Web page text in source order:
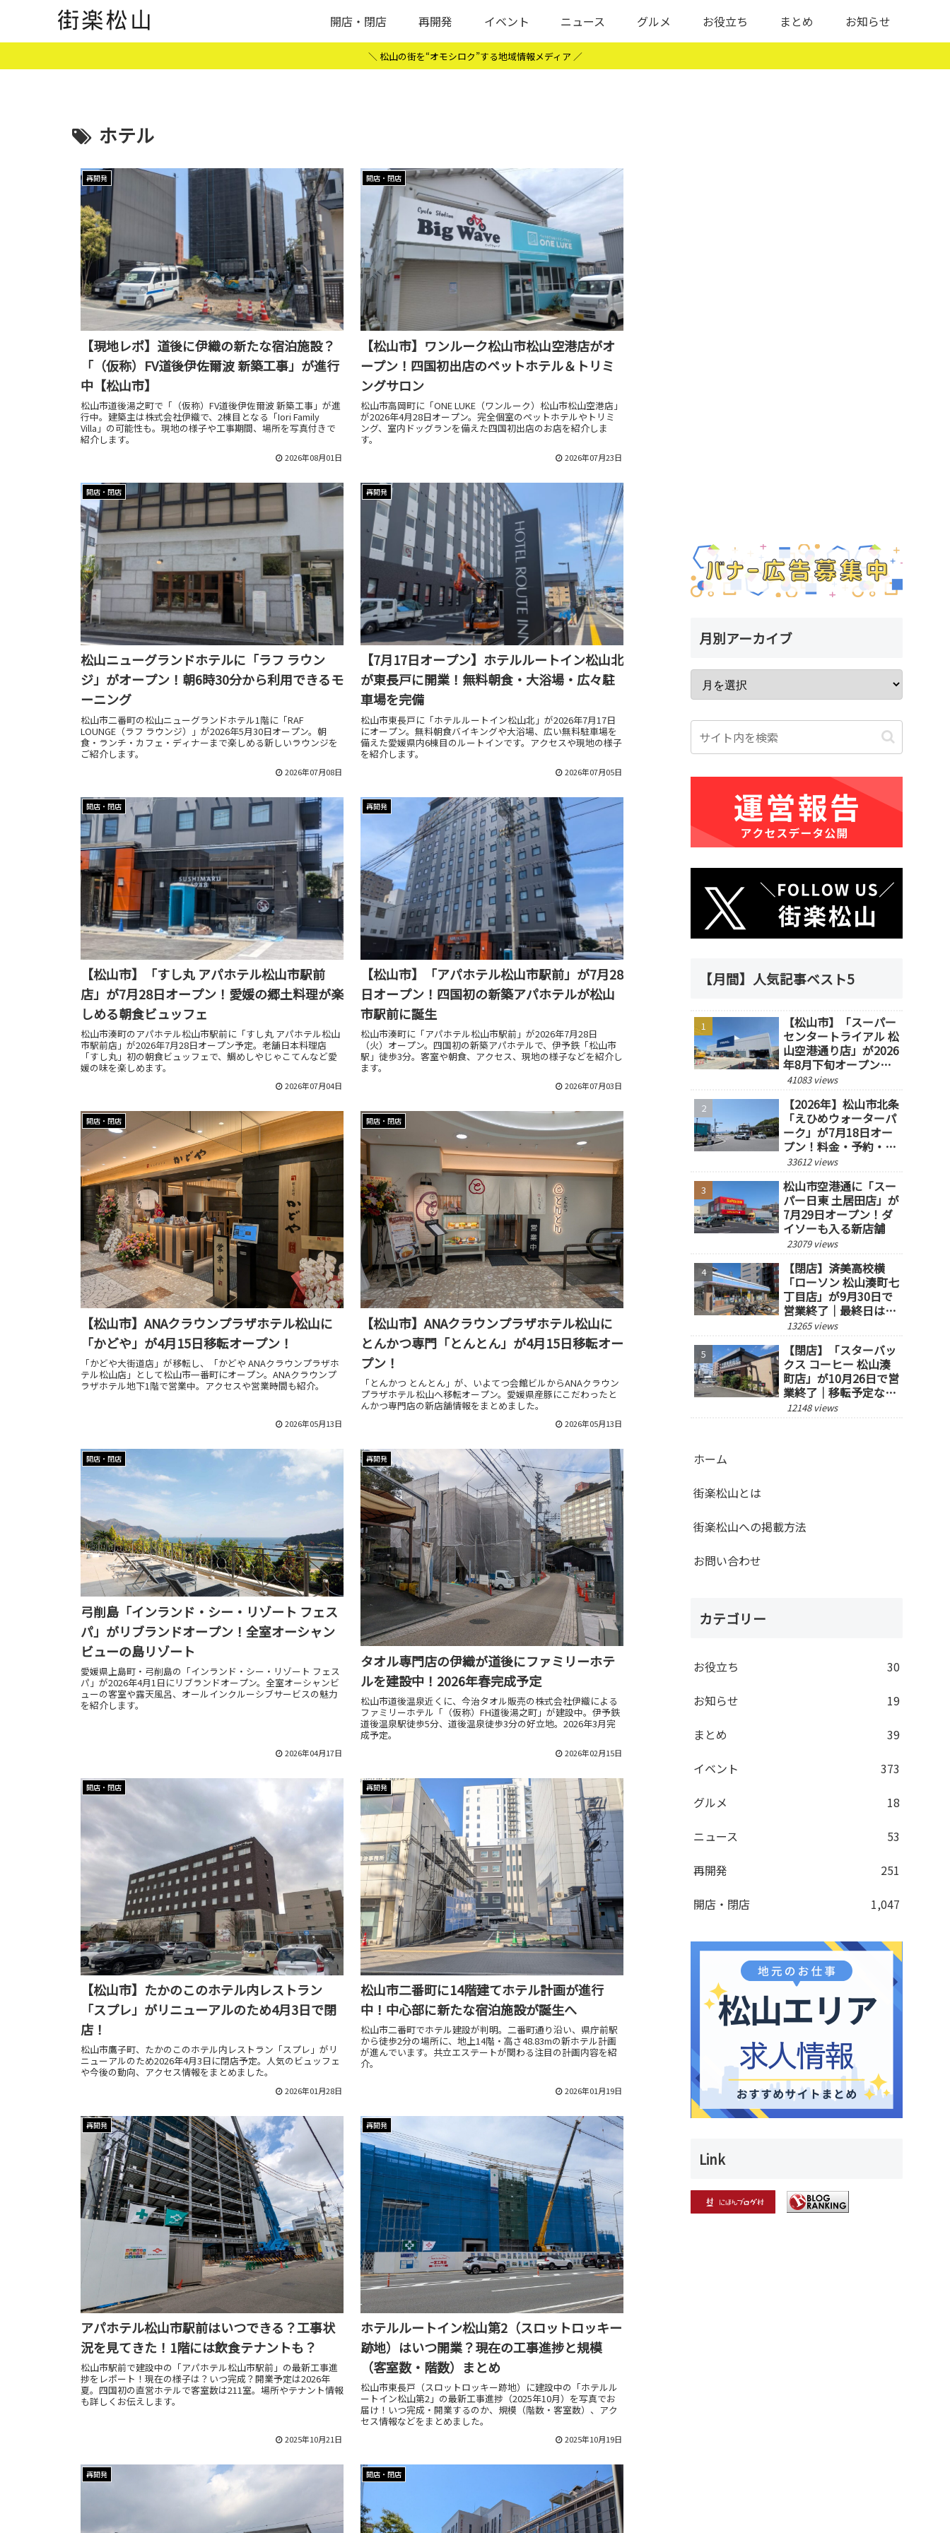
開店・閉店 再開発 イベント ニュース グルメ お役立ち まとめ お知らせ
＼ 松山の街を“オモシロク”する地域情報メディア ／
ホテル
再開発
【現地レポ】道後に伊織の新たな宿泊施設？
「（仮称）FV道後伊佐爾波 新築工事」が進行
中【松山市】
松山市道後湯之町で「（仮称）FV道後伊佐爾波 新築工事」が進
行中。建築主は株式会社伊織で、2棟目となる「Iori Family
Villa」の可能性も。現地の様子や工事期間、場所を写真付きで
紹介します。
2026年08月01日
開店・閉店
【松山市】ワンルーク松山市松山空港店がオ
ープン！四国初出店のペットホテル＆トリミ
ングサロン
松山市高岡町に「ONE LUKE（ワンルーク）松山市松山空港店」
が2026年4月28日オープン。完全個室のペットホテルやトリミ
ング、室内ドッグランを備えた四国初出店のお店を紹介しま
す。
2026年07月23日
開店・閉店
松山ニューグランドホテルに「ラフ ラウン
ジ」がオープン！朝6時30分から利用できるモ
ーニング
松山市二番町の松山ニューグランドホテル1階に「RAF
LOUNGE（ラフ ラウンジ）」が2026年5月30日オープン。朝
食・ランチ・カフェ・ディナーまで楽しめる新しいラウンジを
ご紹介します。
2026年07月08日
再開発
【7月17日オープン】ホテルルートイン松山北
が東長戸に開業！無料朝食・大浴場・広々駐
車場を完備
松山市東長戸に「ホテルルートイン松山北」が2026年7月17日
にオープン。無料朝食バイキングや大浴場、広い無料駐車場を
備えた愛媛県内6棟目のルートインです。アクセスや現地の様子
を紹介します。
2026年07月05日
開店・閉店
【松山市】「すし丸 アパホテル松山市駅前
店」が7月28日オープン！愛媛の郷土料理が楽
しめる朝食ビュッフェ
松山市湊町のアパホテル松山市駅前に「すし丸 アパホテル松山
市駅前店」が2026年7月28日オープン予定。老舗日本料理店
「すし丸」初の朝食ビュッフェで、鯛めしやじゃこてんなど愛
媛の味を楽しめます。
2026年07月04日
再開発
【松山市】「アパホテル松山市駅前」が7月28
日オープン！四国初の新築アパホテルが松山
市駅前に誕生
松山市湊町に「アパホテル松山市駅前」が2026年7月28日
（火）オープン。四国初の新築アパホテルで、伊予鉄「松山市
駅」徒歩3分。客室や朝食、アクセス、現地の様子などを紹介し
ます。
2026年07月03日
開店・閉店
【松山市】ANAクラウンプラザホテル松山に
「かどや」が4月15日移転オープン！
「かどや大街道店」が移転し、「かどや ANAクラウンプラザホ
テル松山店」として松山市一番町にオープン。ANAクラウンプ
ラザホテル地下1階で営業中。アクセスや営業時間も紹介。
2026年05月13日
開店・閉店
【松山市】ANAクラウンプラザホテル松山に
とんかつ専門「とんとん」が4月15日移転オー
プン！
「とんかつ とんとん」が、いよてつ会館ビルからANAクラウン
プラザホテル松山へ移転オープン。愛媛県産豚にこだわったと
んかつ専門店の新店舗情報をまとめました。
2026年05月13日
開店・閉店
弓削島「インランド・シー・リゾート フェス
パ」がリブランドオープン！全室オーシャン
ビューの島リゾート
愛媛県上島町・弓削島の「インランド・シー・リゾート フェス
パ」が2026年4月1日にリブランドオープン。全室オーシャンビ
ューの客室や露天風呂、オールインクルーシブサービスの魅力
を紹介します。
2026年04月17日
再開発
タオル専門店の伊織が道後にファミリーホテ
ルを建設中！2026年春完成予定
松山市道後温泉近くに、今治タオル販売の株式会社伊織による
ファミリーホテル「（仮称）FH道後湯之町」が建設中。伊予鉄
道後温泉駅徒歩5分、道後温泉徒歩3分の好立地。2026年3月完
成予定。
2026年02月15日
開店・閉店
【松山市】たかのこのホテル内レストラン
「スプレ」がリニューアルのため4月3日で閉
店！
松山市鷹子町、たかのこのホテル内レストラン「スプレ」がリ
ニューアルのため2026年4月3日に閉店予定。人気のビュッフェ
や今後の動向、アクセス情報をまとめました。
2026年01月28日
再開発
松山市二番町に14階建てホテル計画が進行
中！中心部に新たな宿泊施設が誕生へ
松山市二番町でホテル建設が判明。二番町通り沿い、県庁前駅
から徒歩2分の場所に、地上14階・高さ48.83mの新ホテル計画
が進んでいます。共立エステートが関わる注目の計画内容を紹
介。
2026年01月19日
再開発
アパホテル松山市駅前はいつできる？工事状
況を見てきた！1階には飲食テナントも？
松山市駅前で建設中の「アパホテル松山市駅前」の最新工事進
捗をレポート！現在の様子は？いつ完成？開業予定は2026年
夏。四国初の直営ホテルで客室数は211室。場所やテナント情報
も詳しくお伝えします。
2025年10月21日
再開発
ホテルルートイン松山第2（スロットロッキー
跡地）はいつ開業？現在の工事進捗と規模
（客室数・階数）まとめ
松山市東長戸（スロットロッキー跡地）に建設中の「ホテルル
ートイン松山第2」の最新工事進捗（2025年10月）を写真でお
届け！いつ完成・開業するのか、規模（階数・客室数）、アク
セス情報などをまとめました。
2025年10月19日
再開発 開店・閉店
月別アーカイブ
【月間】人気記事ベスト5
【松山市】「スーパー
センタートライアル 松
山空港通り店」が2026
年8月下旬オープン予
定！
41083 views
【2026年】松山市北条
「えひめウォーターパ
ーク」が7月18日オー
プン！料金・予約・営
業時間を紹介
33612 views
松山市空港通に「スー
パー日東 土居田店」が
7月29日オープン！ダ
イソーも入る新店舗
23079 views
【閉店】済美高校横
「ローソン 松山湊町七
丁目店」が9月30日で
営業終了｜最終日は14
時閉店
13265 views
【閉店】「スターバッ
クス コーヒー 松山湊
町店」が10月26日で営
業終了｜移転予定な
し、跡地の今後にも注
12148 views
ホーム
街楽松山とは
街楽松山への掲載方法
お問い合わせ
カテゴリー
お役立ち
30
お知らせ
19
まとめ
39
イベント
373
グルメ
18
ニュース
53
再開発
251
開店・閉店
1,047
Link